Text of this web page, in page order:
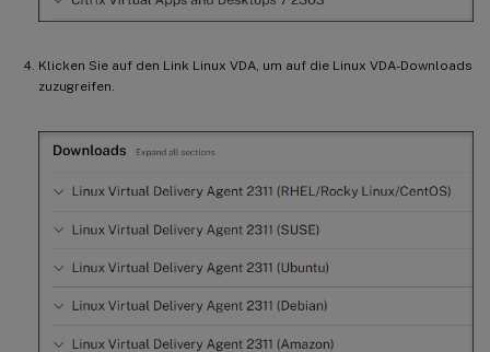
Klicken Sie auf den Link Linux VDA, um auf die Linux VDA-Downloads
zuzugreifen.